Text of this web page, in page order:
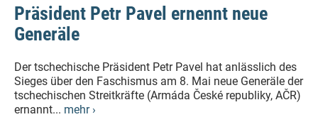
Präsident Petr Pavel ernennt neue
Generäle
Der tschechische Präsident Petr Pavel hat anlässlich des
Sieges über den Faschismus am 8. Mai neue Generäle der
tschechischen Streitkräfte (Armáda České republiky, AČR)
ernannt... mehr ›